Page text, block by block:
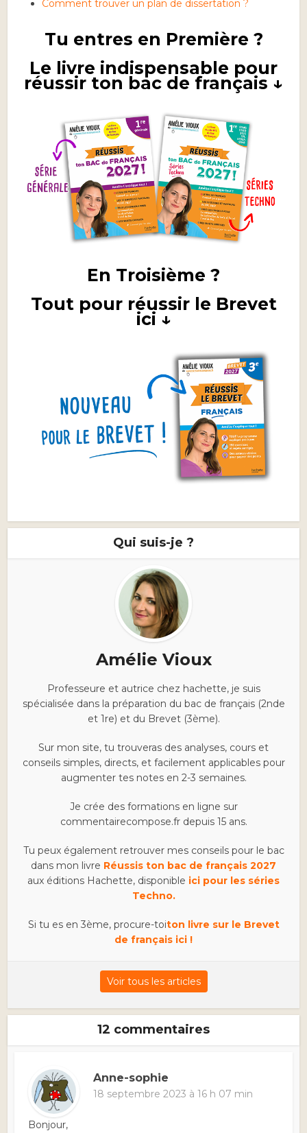
Comment trouver un plan de dissertation ?
Tu entres en Première ?
Le livre indispensable pour
réussir ton bac de français ↓
En Troisième ?
Tout pour réussir le Brevet
ici ↓
Qui suis-je ?
Amélie Vioux
Professeure et autrice chez hachette, je suis
spécialisée dans la préparation du bac de français (2nde
et 1re) et du Brevet (3ème).
Sur mon site, tu trouveras des analyses, cours et
conseils simples, directs, et facilement applicables pour
augmenter tes notes en 2-3 semaines.
Je crée des formations en ligne sur
commentairecompose.fr depuis 15 ans.
Tu peux également retrouver mes conseils pour le bac
dans mon livre Réussis ton bac de français 2027
aux éditions Hachette, disponible ici pour les séries
Techno.
Si tu es en 3ème, procure-toiton livre sur le Brevet
de français ici !
Voir tous les articles
12 commentaires
Anne-sophie
18 septembre 2023 à 16 h 07 min
Bonjour,